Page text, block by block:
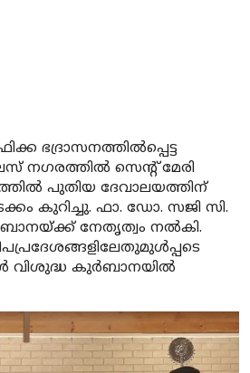
ഭദ്രാസനത്തിൽപ്പെട്ട
നഗരത്തിൽ സെന്റ് മേരി
പുതിയ ദേവാലയത്തിന്
കുറിച്ചു. ഫാ. ഡോ. സജി സി.
നേതൃത്വം നൽകി.
വിശുദ്ധ കുർബാനയിൽ